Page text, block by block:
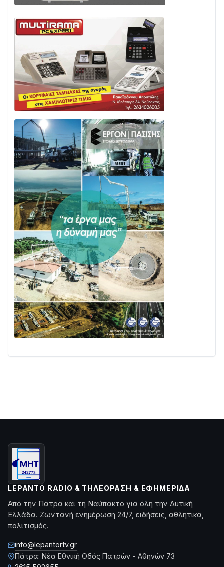
LEPANTO RADIO & ΤΗΛΕΌΡΑΣΗ & ΕΦΗΜΕΡΊΔΑ
Από την Πάτρα και τη Ναύπακτο για όλη την Δυτική
Ελλάδα. Ζωντανή ενημέρωση 24/7, ειδήσεις, αθλητικά,
πολιτισμός.
info@lepantortv.gr
Πάτρα: Νέα Εθνική Οδός Πατρών - Αθηνών 73